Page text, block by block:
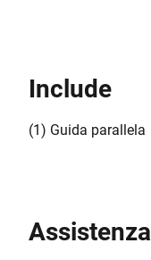
Include
(1) Guida parallela
Assistenza